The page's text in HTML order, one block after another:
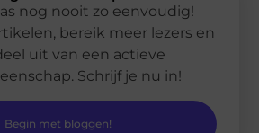
nog nooit zo eenvoudig!
bereik meer lezers en
uit van een actieve
Schrijf je nu in!
Begin met bloggen!